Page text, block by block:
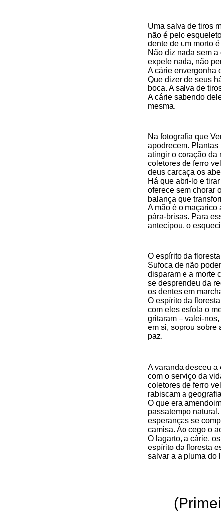
Uma salva de tiros
não é pelo
dente de um morto
Não diz nada sem
expele nada, não
A cárie envergonha
Que dizer de seus
boca. A salva de
A cárie sabendo
mesma.
Na fotografia que
apodrecem. Plantas
atingir o coração da
coletores de ferro
deus carcaça os
Há que abri-lo e
oferece sem chorar
balança que
A mão é o maçarico
pára-brisas. Para
antecipou, o
O espírito da
Sufoca de não
disparam e a morte
se desprendeu da
os dentes em
O espírito da
com eles esfola o
gritaram – valei-
em si, soprou sobre
paz.
A varanda desceu a
com o serviço da
coletores de ferro
rabiscam a
O que era
passatempo
esperanças se
camisa. Ao cego o
O lagarto, a cárie,
espírito da floresta
salvar a a pluma do